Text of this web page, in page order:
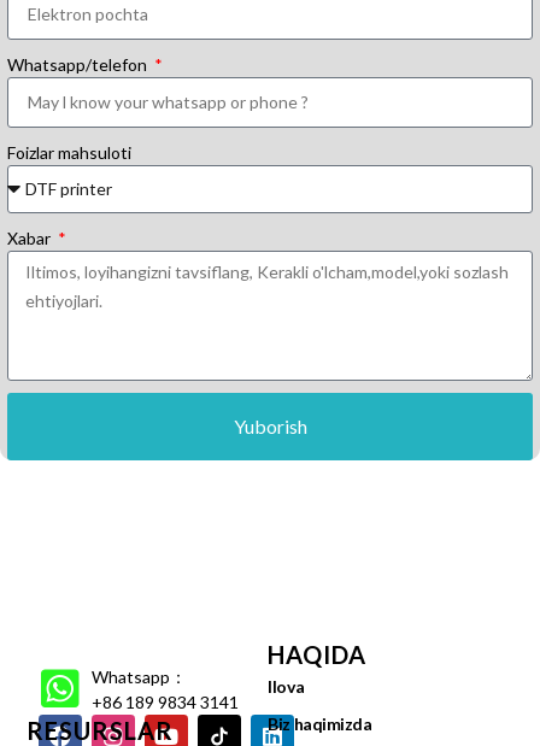
Whatsapp/telefon
Foizlar mahsuloti
Xabar
Yuborish
Whatsapp：
+86 189 9834 3141
RESURSLAR
HAQIDA
Ilova
Biz haqimizda